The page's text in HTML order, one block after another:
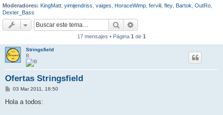
Moderadores: KingMatt yimijendriss vaiges HoraceWimp fervili fley Bartok OutRo
Dexter_Bass
Buscar
17 mensajes • Página 1 de 1
Stringsfield
B
Ofertas Stringsfield
M
n
03 Mar 2011, 18:50
Hola a todos: